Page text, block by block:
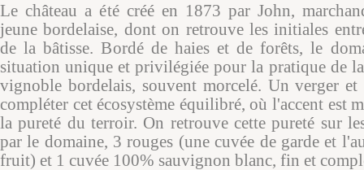
Le château a été créé en 1873 par John,
jeune bordelaise, dont on retrouve les initiales
de la bâtisse. Bordé de haies et de forêts, le
situation unique et privilégiée pour la pratique de
vignoble bordelais, souvent morcelé. Un verger et
compléter cet écosystème équilibré, où l'accent est
la pureté du terroir. On retrouve cette pureté sur
par le domaine, 3 rouges (une cuvée de garde et
fruit) et 1 cuvée 100% sauvignon blanc, fin et